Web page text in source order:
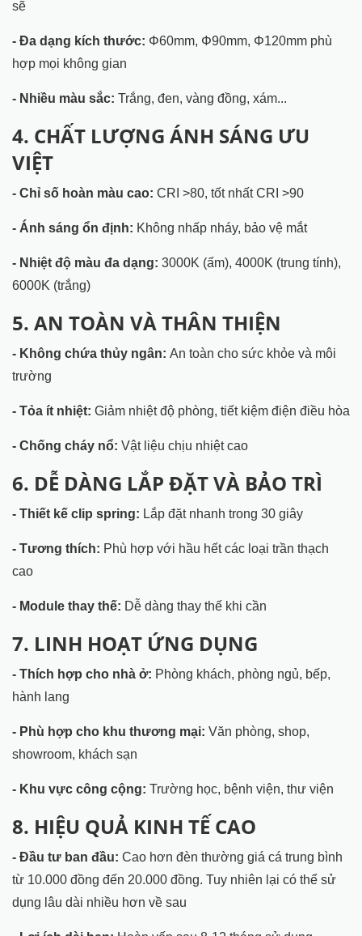
sẽ
- Đa dạng kích thước: Φ60mm, Φ90mm, Φ120mm phù
hợp mọi không gian
- Nhiều màu sắc: Trắng, đen, vàng đồng, xám...
4. CHẤT LƯỢNG ÁNH SÁNG ƯU
VIỆT
- Chỉ số hoàn màu cao: CRI >80, tốt nhất CRI >90
- Ánh sáng ổn định: Không nhấp nháy, bảo vệ mắt
- Nhiệt độ màu đa dạng: 3000K (ấm), 4000K (trung tính),
6000K (trắng)
5. AN TOÀN VÀ THÂN THIỆN
- Không chứa thủy ngân: An toàn cho sức khỏe và môi
trường
- Tỏa ít nhiệt: Giảm nhiệt độ phòng, tiết kiệm điện điều hòa
- Chống cháy nổ: Vật liệu chịu nhiệt cao
6. DỄ DÀNG LẮP ĐẶT VÀ BẢO TRÌ
- Thiết kế clip spring: Lắp đặt nhanh trong 30 giây
- Tương thích: Phù hợp với hầu hết các loại trần thạch
cao
- Module thay thế: Dễ dàng thay thế khi cần
7. LINH HOẠT ỨNG DỤNG
- Thích hợp cho nhà ở: Phòng khách, phòng ngủ, bếp,
hành lang
- Phù hợp cho khu thương mại: Văn phòng, shop,
showroom, khách sạn
- Khu vực công cộng: Trường học, bệnh viện, thư viện
8. HIỆU QUẢ KINH TẾ CAO
- Đầu tư ban đầu: Cao hơn đèn thường giá cá trung bình
từ 10.000 đồng đến 20.000 đồng. Tuy nhiên lại có thể sử
dụng lâu dài nhiều hơn về sau